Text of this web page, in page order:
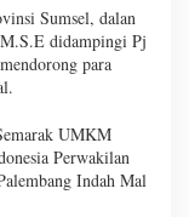
Sumsel, dalan
didampingi Pj
para
UMKM
Perwakilan
Indah Mal